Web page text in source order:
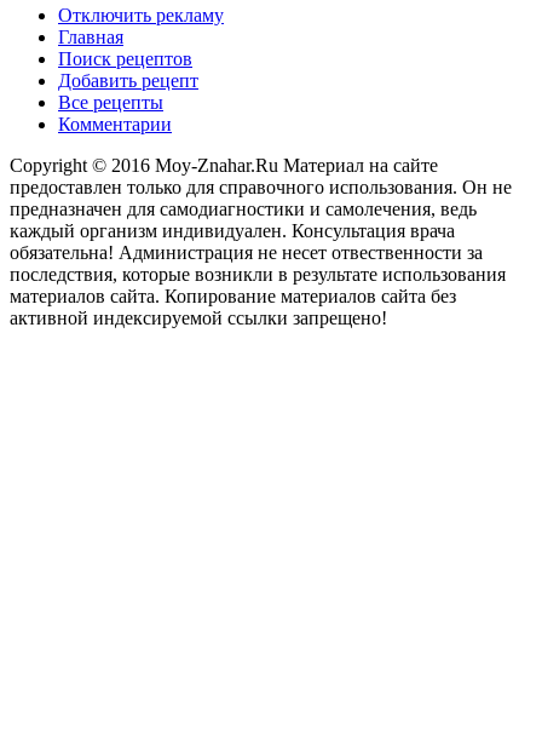
Отключить рекламу
Главная
Поиск рецептов
Добавить рецепт
Все рецепты
Комментарии
Copyright © 2016 Moy-Znahar.Ru Материал на сайте
предоставлен только для справочного использования. Он не
предназначен для самодиагностики и самолечения, ведь
каждый организм индивидуален. Консультация врача
обязательна! Администрация не несет отвественности за
последствия, которые возникли в результате использования
материалов сайта. Копирование материалов сайта без
активной индексируемой ссылки запрещено!